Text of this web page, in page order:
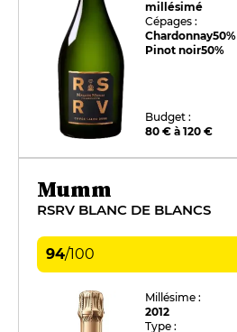
millésimé
Cépages :
Chardonnay50%
Pinot noir50%
Budget :
80 € à 120 €
Mumm
RSRV BLANC DE BLANCS
94/100
Millésime :
2012
Type :